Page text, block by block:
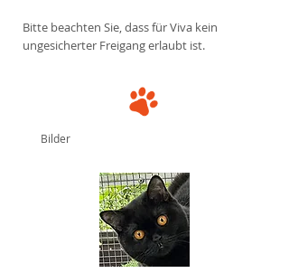
Bitte beachten Sie, dass für Viva kein
ungesicherter Freigang erlaubt ist.
Bilder